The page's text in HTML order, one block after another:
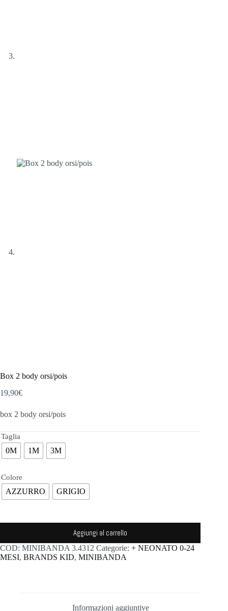
Box 2 body orsi/pois
19,90€
box 2 body orsi/pois
Taglia
0M 1M 3M
Colore
AZZURRO GRIGIO
Aggiungi al carrello
COD: MINIBANDA 3.4312 Categorie: + NEONATO 0-24
MESI, BRANDS KID, MINIBANDA
Informazioni aggiuntive